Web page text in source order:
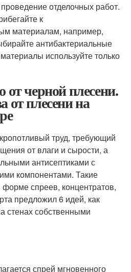
отделочных работ.
к
материалам, например,
антибактериальные
используйте только
от черной плесени.
от плесени на
труд, требующий
от влаги и сырости, а
антисептиками с
компонентами. Такие
спреев, концентратов,
предложил 6 идей, как
стенах собственными
спрей мгновенного